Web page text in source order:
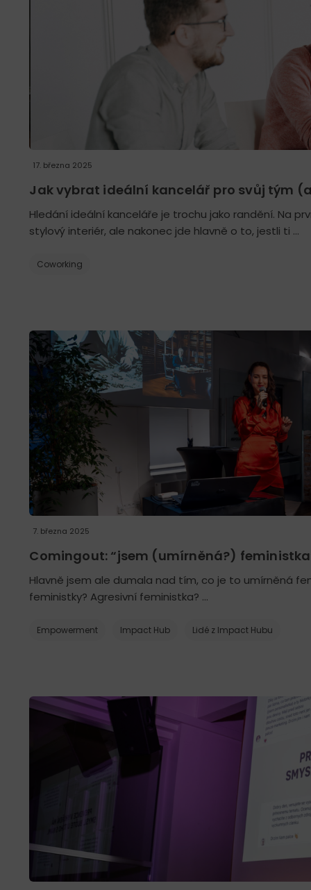
17. března 2025
Jak vybrat ideální kancelář pro svůj tým
Hledání ideální kanceláře je trochu jako randění. Na
stylový interiér, ale nakonec jde hlavně o to, jestli ti …
Coworking
7. března 2025
Comingout: “jsem (umírněná?)
Hlavně jsem ale dumala nad tím, co je to umírněná
feministky? Agresivní feministka? …
Empowerment Impact Hub Lidé z Impact Hubu